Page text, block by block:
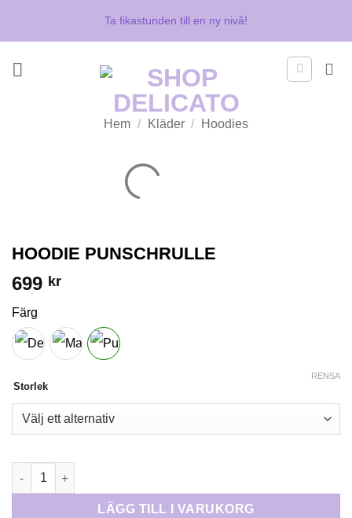
Ta fikastunden till en ny nivå!
Hem / Kläder / Hoodies
HOODIE PUNSCHRULLE
699 kr
Färg
Storlek
RENSA
HOODIE PUNSCHRULLE mängd
LÄGG TILL I VARUKORG